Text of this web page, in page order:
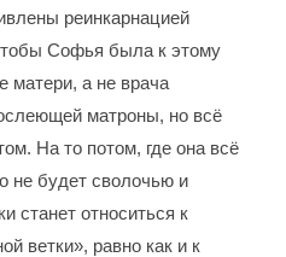
реинкарнацией
Софья была к этому
матери, а не врача
матроны, но всё
На то потом, где она всё
не будет сволочью и
станет относиться к
ветки», равно как и к